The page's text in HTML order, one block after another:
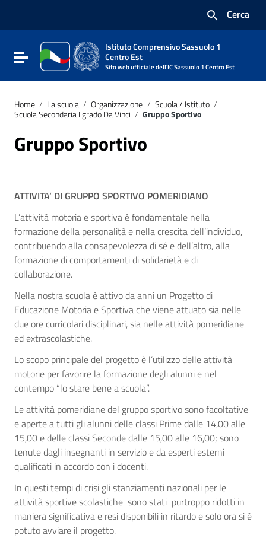
Vai al footer
Cerca
Attiva / disattiva la navigazione
Istituto Comprensivo Sassuolo 1
Centro Est
Sito web ufficiale dell'IC Sassuolo 1 Centro Est
Home / La scuola / Organizzazione / Scuola / Istituto /
Scuola Secondaria I grado Da Vinci / Gruppo Sportivo
Gruppo Sportivo
ATTIVITA’ DI GRUPPO SPORTIVO POMERIDIANO
L’attività motoria e sportiva è fondamentale nella
formazione della personalità e nella crescita dell’individuo,
contribuendo alla consapevolezza di sé e dell’altro, alla
formazione di comportamenti di solidarietà e di
collaborazione.
Nella nostra scuola è attivo da anni un Progetto di
Educazione Motoria e Sportiva che viene attuato sia nelle
due ore curricolari disciplinari, sia nelle attività pomeridiane
ed extrascolastiche.
Lo scopo principale del progetto è l’utilizzo delle attività
motorie per favorire la formazione degli alunni e nel
contempo “lo stare bene a scuola”.
Le attività pomeridiane del gruppo sportivo sono facoltative
e aperte a tutti gli alunni delle classi Prime dalle 14,00 alle
15,00 e delle classi Seconde dalle 15,00 alle 16,00; sono
tenute dagli insegnanti in servizio e da esperti esterni
qualificati in accordo con i docenti.
In questi tempi di crisi gli stanziamenti nazionali per le
attività sportive scolastiche sono stati purtroppo ridotti in
maniera significativa e resi disponibili in ritardo e solo ora si è
potuto avviare il progetto.